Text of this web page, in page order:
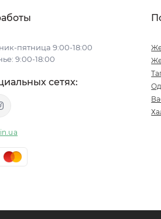
пятница 9:00-18:00
9:00-18:00
сетях: